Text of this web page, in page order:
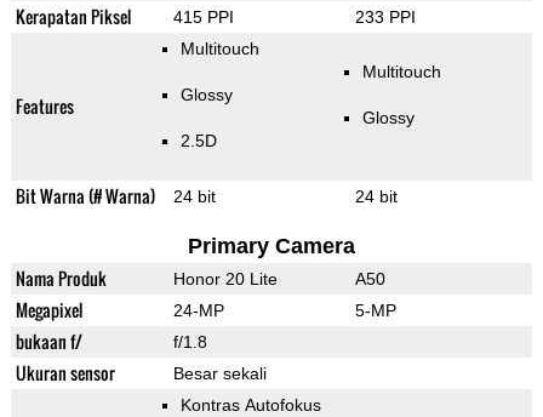
Kerapatan Piksel 415 PPI 233 PPI
Features
Multitouch
Glossy
2.5D
Multitouch
Glossy
Bit Warna (# Warna) 24 bit 24 bit
Primary Camera
Nama Produk Honor 20 Lite A50
Megapixel 24-MP 5-MP
bukaan f/ f/1.8
Ukuran sensor Besar sekali
Kontras Autofokus